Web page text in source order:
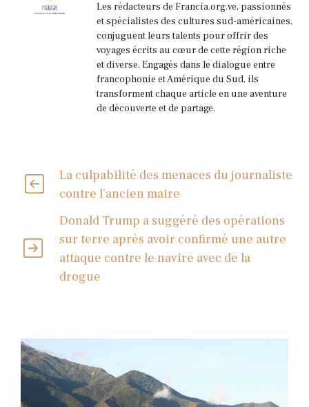
Les rédacteurs de Francia.org.ve, passionnés
et spécialistes des cultures sud-américaines,
conjuguent leurs talents pour offrir des
voyages écrits au cœur de cette région riche
et diverse. Engagés dans le dialogue entre
francophonie et Amérique du Sud, ils
transforment chaque article en une aventure
de découverte et de partage.
La culpabilité des menaces du journaliste
contre l’ancien maire
Donald Trump a suggéré des opérations
sur terre après avoir confirmé une autre
attaque contre le navire avec de la
drogue